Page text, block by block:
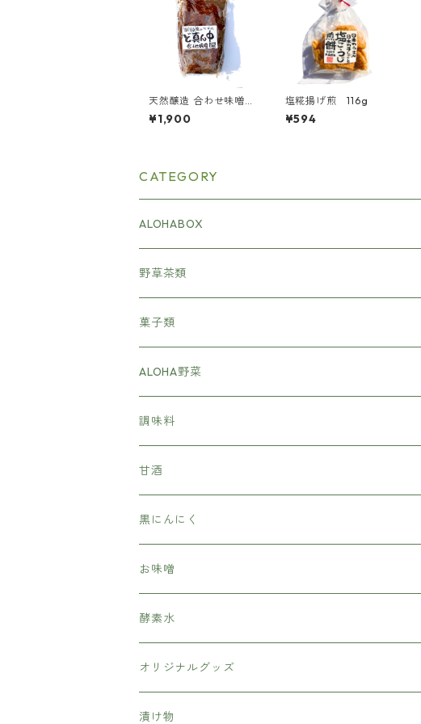
天然醸造 合わせ味噌
「ど真ん中味噌」800
g ｜ （クール便）
¥1,900
塩糀揚げ煎 116g
¥594
CATEGORY
ALOHABOX
野草茶類
菓子類
ALOHA野菜
調味料
甘酒
黒にんにく
お味噌
酵素水
オリジナルグッズ
漬け物